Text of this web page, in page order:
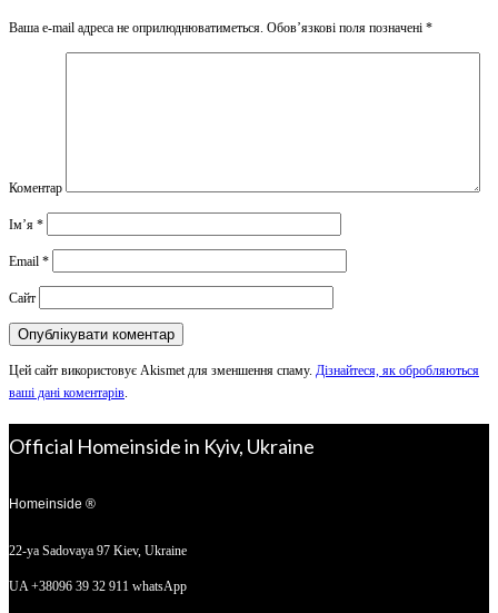
Ваша e-mail адреса не оприлюднюватиметься. Обов’язкові поля позначені *
Коментар
Ім’я *
Email *
Сайт
Цей сайт використовує Akismet для зменшення спаму. Дізнайтеся, як обробляються
ваші дані коментарів.
Official Homeinside in Kyiv, Ukraine
Homeinside ®
22-ya Sadovaya 97 Kiev, Ukraine
UA +38096 39 32 911 whatsApp